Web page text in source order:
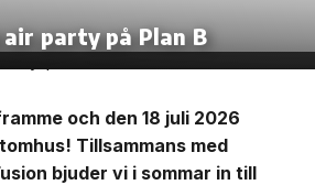
air party på Plan B
och den 18 juli 2026
Tillsammans med
bjuder vi i sommar in till